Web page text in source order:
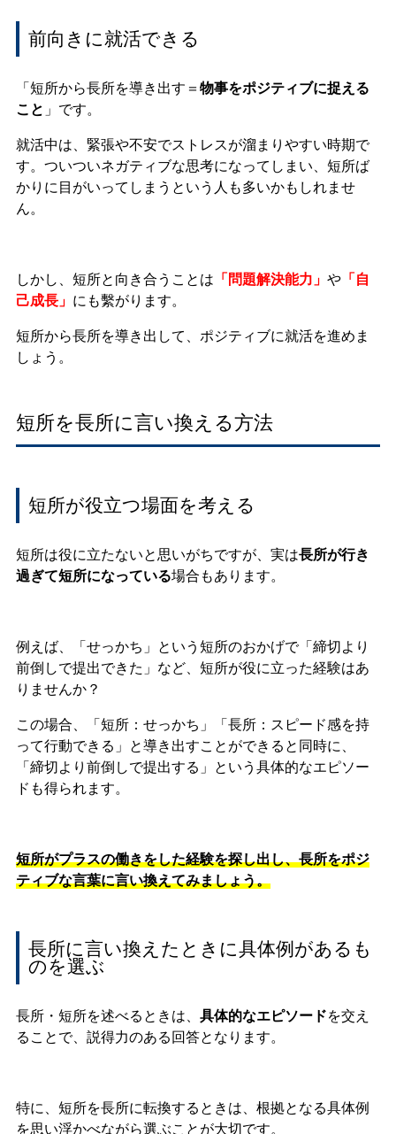
前向きに就活できる
「短所から長所を導き出す＝ 物事をポジティブに捉える
こと 」です。
就活中は、緊張や不安でストレスが溜まりやすい時期で
す。ついついネガティブな思考になってしまい、短所ば
かりに目がいってしまうという人も多いかもしれませ
ん。
しかし、短所と向き合うことは 「問題解決能力」 や「自
己成長」 にも繫がります。
短所から長所を導き出して、ポジティブに就活を進めま
しょう。
短所を長所に言い換える方法
短所が役立つ場面を考える
短所は役に立たないと思いがちですが、実は長所が行き
過ぎて短所になっている場合もあります。
例えば、「せっかち」という短所のおかげで「締切より
前倒しで提出できた」など、短所が役に立った経験はあ
りませんか？
この場合、「短所：せっかち」「長所：スピード感を持
って行動できる」と導き出すことができると同時に、
「締切より前倒しで提出する」という具体的なエピソー
ドも得られます。
短所がプラスの働きをした経験を探し出し、長所をポジ
ティブな言葉に言い換えてみましょう。
長所に言い換えたときに具体例があるも
のを選ぶ
長所・短所を述べるときは、 具体的なエピソードを交え
ることで、説得力のある回答となります。
特に、短所を長所に転換するときは、根拠となる具体例
を思い浮かべながら選ぶことが大切です。